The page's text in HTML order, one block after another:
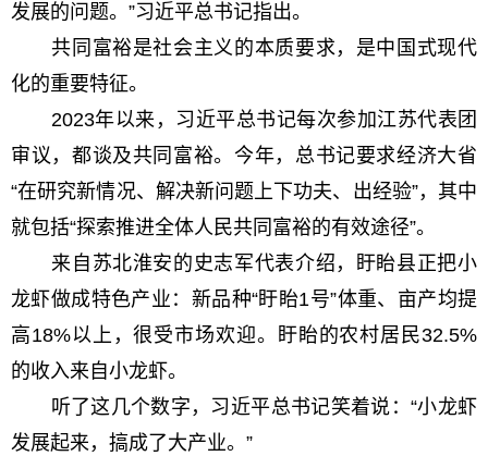
发展的问题。”习近平总书记指出。
共同富裕是社会主义的本质要求，是中国式现代
化的重要特征。
2023年以来，习近平总书记每次参加江苏代表团
审议，都谈及共同富裕。今年，总书记要求经济大省
“在研究新情况、解决新问题上下功夫、出经验”，其中
就包括“探索推进全体人民共同富裕的有效途径”。
来自苏北淮安的史志军代表介绍，盱眙县正把小
龙虾做成特色产业：新品种“盱眙1号”体重、亩产均提
高18%以上，很受市场欢迎。盱眙的农村居民32.5%
的收入来自小龙虾。
听了这几个数字，习近平总书记笑着说：“小龙虾
发展起来，搞成了大产业。”